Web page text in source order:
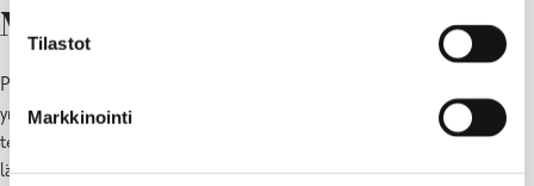
Tilastot
Markkinointi
Mikä on naapurin kuuleminen?
Poikkeuslupaa, suunnittelutarveratkaisua, rakennuslupaa ja tiettyjä
ympäristön toimipidelupia hakiessa, täytyy useimmissa tapauksissa
tehdä naapurin kuuleminen. Naapurin kuuleminen varmistaa, että
lähinaapurit tietävät, mitä naapuritontilla suunnitellaan. Naapureilla